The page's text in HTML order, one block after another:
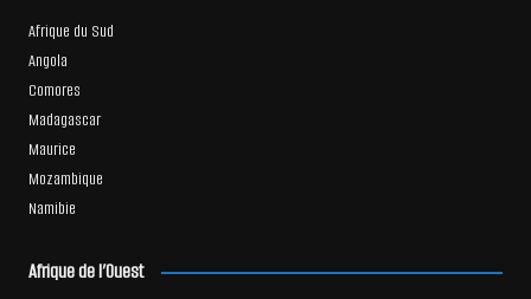
Afrique du Sud
Angola
Comores
Madagascar
Maurice
Mozambique
Namibie
Afrique de l’Ouest